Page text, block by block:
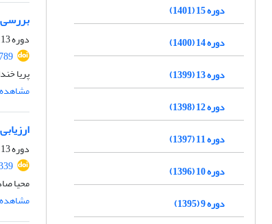
بررسی
دوره 13، شماره 33، زمستان 1399، صفحه
پریا
مشاهده
دوره 13، شماره 30، بهار 1399، صفحه
محیا
مشاهده
دوره 15 (1401)
دوره 14 (1400)
دوره 13 (1399)
دوره 12 (1398)
دوره 11 (1397)
دوره 10 (1396)
دوره 9 (1395)